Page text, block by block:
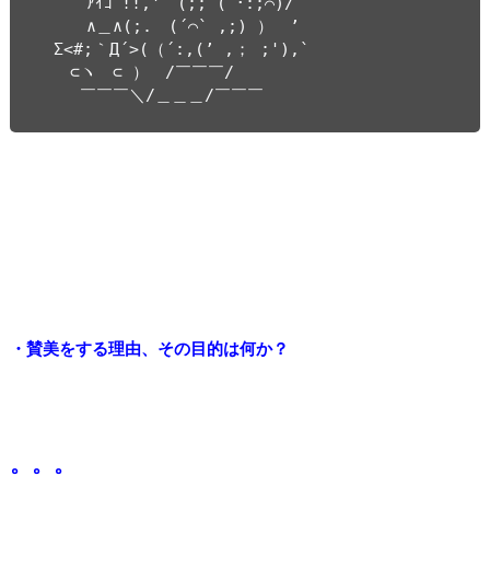
∧＿∧(;.　(´⌒` ,;) ）　’
Σ<#;｀Д´>(（´:,(’ ,； ;'),`
⊂ヽ　⊂ ）　/￣￣￣/
￣￣￣＼/＿＿＿/￣￣￣
・賛美をする理由、その目的は何か？
。。。